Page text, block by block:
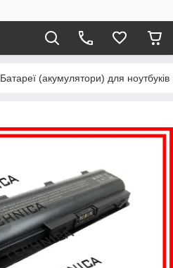
Батареї (акумулятори) для